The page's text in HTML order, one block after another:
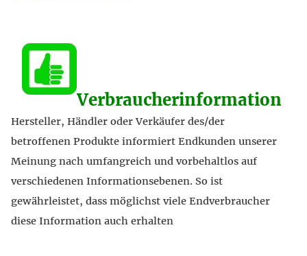
Verbraucherinformation
Hersteller, Händler oder Verkäufer des/der
betroffenen Produkte informiert Endkunden unserer
Meinung nach umfangreich und vorbehaltlos auf
verschiedenen Informationsebenen. So ist
gewährleistet, dass möglichst viele Endverbraucher
diese Information auch erhalten